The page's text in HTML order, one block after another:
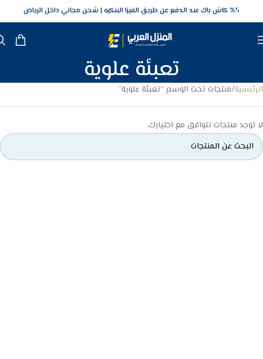
5‎% كاش باك عند الدفع عن طريق الفيزا البنكيه شحن مجاني داخل الرياض
تعبئة علوية
الرئيسية منتجات تحت الوسم “تعبئة علوية”
لا توجد منتجات تتوافق مع اختيارك.